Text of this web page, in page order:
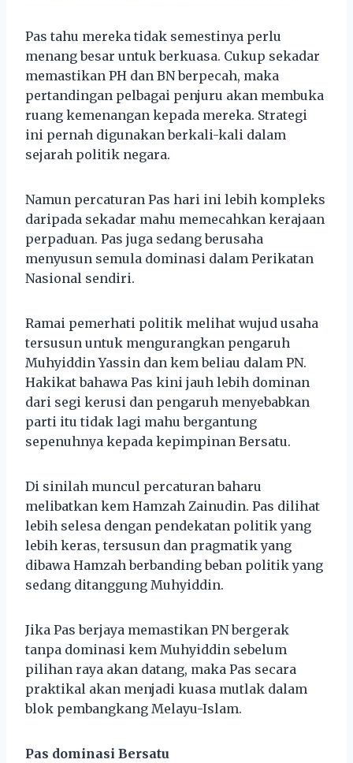
Pas tahu mereka tidak semestinya perlu
menang besar untuk berkuasa. Cukup sekadar
memastikan PH dan BN berpecah, maka
pertandingan pelbagai penjuru akan membuka
ruang kemenangan kepada mereka. Strategi
ini pernah digunakan berkali-kali dalam
sejarah politik negara.
Namun percaturan Pas hari ini lebih kompleks
daripada sekadar mahu memecahkan kerajaan
perpaduan. Pas juga sedang berusaha
menyusun semula dominasi dalam Perikatan
Nasional sendiri.
Ramai pemerhati politik melihat wujud usaha
tersusun untuk mengurangkan pengaruh
Muhyiddin Yassin dan kem beliau dalam PN.
Hakikat bahawa Pas kini jauh lebih dominan
dari segi kerusi dan pengaruh menyebabkan
parti itu tidak lagi mahu bergantung
sepenuhnya kepada kepimpinan Bersatu.
Di sinilah muncul percaturan baharu
melibatkan kem Hamzah Zainudin. Pas dilihat
lebih selesa dengan pendekatan politik yang
lebih keras, tersusun dan pragmatik yang
dibawa Hamzah berbanding beban politik yang
sedang ditanggung Muhyiddin.
Jika Pas berjaya memastikan PN bergerak
tanpa dominasi kem Muhyiddin sebelum
pilihan raya akan datang, maka Pas secara
praktikal akan menjadi kuasa mutlak dalam
blok pembangkang Melayu-Islam.
Pas dominasi Bersatu